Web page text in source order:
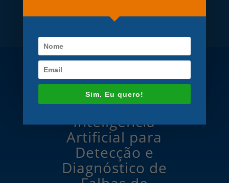
Portfólio de Soluções
Inteligência
Artificial para
Detecção e
Diagnóstico de
Sim. Eu quero!